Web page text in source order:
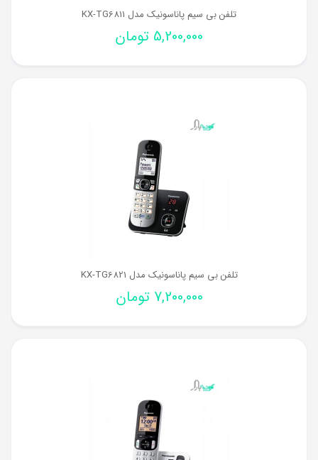
تلفن بی سیم پاناسونیک مدل KX-TG6811
5,200,000 تومان
تلفن بی سیم پاناسونیک مدل KX-TG6821
7,200,000 تومان